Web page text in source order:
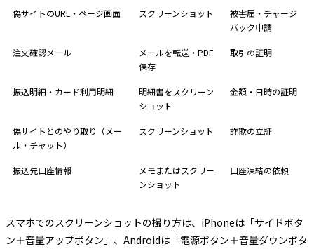
偽サイトのURL・ページ画面 スクリーンショット
被害届・チャージ
バック申請
注文確認メール
メールを転送・PDF
保存
取引の証明
振込明細・カード利用明細
明細書をスクリーン
ショット
金額・日時の証明
偽サイトとのやり取り（メー
ル・チャット）
スクリーンショット 詐欺の立証
振込先口座情報
メモまたはスクリー
ンショット
口座凍結の依頼
スマホでのスクリーンショットの撮り方は、iPhoneは「サイドボタ
ン＋音量アップボタン」、Androidは「電源ボタン＋音量ダウンボタ